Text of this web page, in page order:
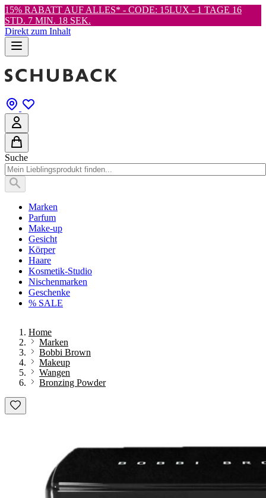
15% RABATT AUF ALLES* - CODE: 15LUX - 1 TAGE 16
STD. 7 MIN. 17 SEK.
Direkt zum Inhalt
Suche
Marken
Parfum
Make-up
Gesicht
Körper
Haare
Kosmetik-Studio
Nischenmarken
Geschenke
% SALE
Home
Marken
Bobbi Brown
Makeup
Wangen
Bronzing Powder